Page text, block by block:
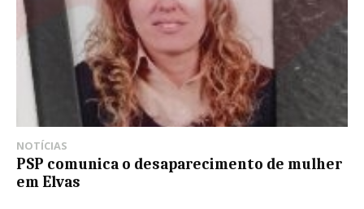
NOTÍCIAS
PSP comunica o desaparecimento de mulher
em Elvas